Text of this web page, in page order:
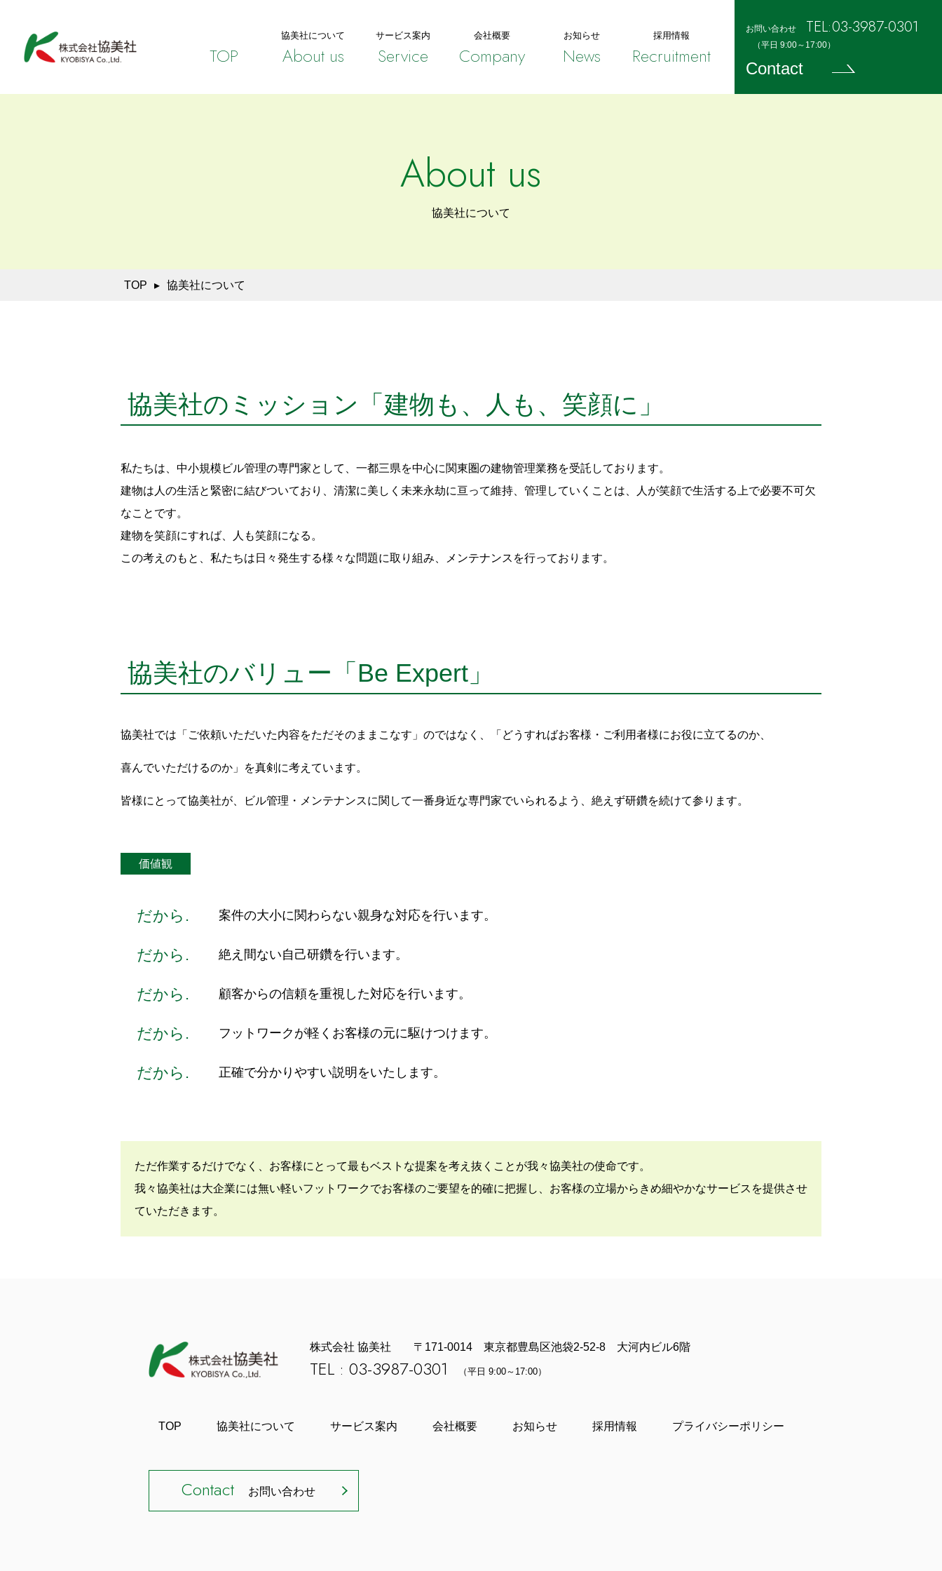
TOP
協美社について
About us
サービス案内
Service
会社概要
Company
お知らせ
News
採用情報
Recruitment
お問い合わせ TEL:03-3987-0301
（平日 9:00～17:00）
Contact
About us
協美社について
TOP ▸ 協美社について
協美社のミッション「建物も、人も、笑顔に」
私たちは、中小規模ビル管理の専門家として、一都三県を中心に関東圏の建物管理業務を受託しております。
建物は人の生活と緊密に結びついており、清潔に美しく未来永劫に亘って維持、管理していくことは、人が笑顔で生活する上で必要不可欠
なことです。
建物を笑顔にすれば、人も笑顔になる。
この考えのもと、私たちは日々発生する様々な問題に取り組み、メンテナンスを行っております。
協美社のバリュー「Be Expert」
協美社では「ご依頼いただいた内容をただそのままこなす」のではなく、「どうすればお客様・ご利用者様にお役に立てるのか、
喜んでいただけるのか」を真剣に考えています。
皆様にとって協美社が、ビル管理・メンテナンスに関して一番身近な専門家でいられるよう、絶えず研鑽を続けて参ります。
価値観
だから. 案件の大小に関わらない親身な対応を行います。
だから. 絶え間ない自己研鑽を行います。
だから. 顧客からの信頼を重視した対応を行います。
だから. フットワークが軽くお客様の元に駆けつけます。
だから. 正確で分かりやすい説明をいたします。
ただ作業するだけでなく、お客様にとって最もベストな提案を考え抜くことが我々協美社の使命です。
我々協美社は大企業には無い軽いフットワークでお客様のご要望を的確に把握し、お客様の立場からきめ細やかなサービスを提供させ
ていただきます。
株式会社 協美社 〒171-0014 東京都豊島区池袋2-52-8 大河内ビル6階
TEL : 03-3987-0301 （平日 9:00～17:00）
TOP 協美社について サービス案内 会社概要 お知らせ 採用情報 プライバシーポリシー
Contact お問い合わせ